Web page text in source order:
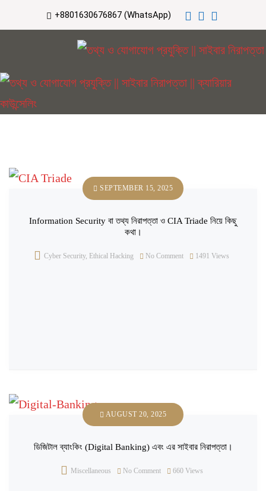
+8801630676867 (WhatsApp)
SEPTEMBER 15, 2025
Information Security বা তথ্য নিরাপত্তা ও CIA Triade নিয়ে কিছু
কথা।
Cyber Security, Ethical Hacking No Comment 1491 Views
AUGUST 20, 2025
ডিজিটাল ব্যাংকিং (Digital Banking) এবং এর সাইবার নিরাপত্তা।
Miscellaneous No Comment 660 Views